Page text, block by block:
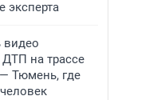
эксперта
видео
ДТП на трассе
— Тюмень, где